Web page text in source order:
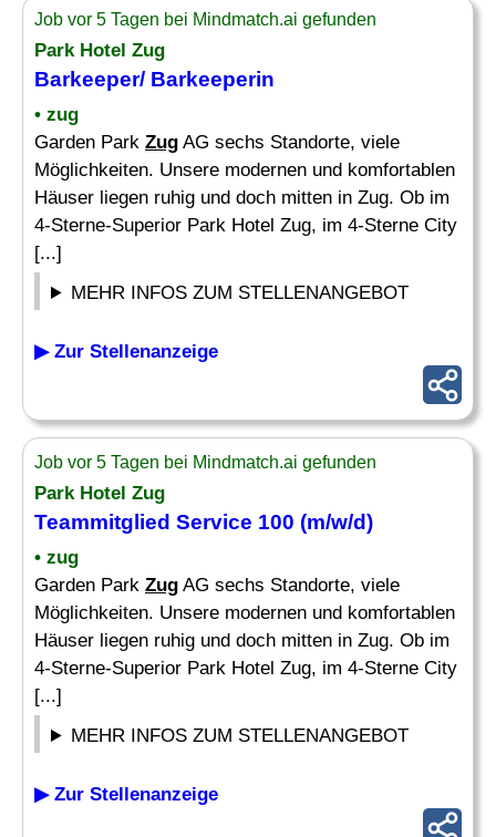
Job vor 5 Tagen bei Mindmatch.ai gefunden
Park Hotel Zug
Barkeeper/ Barkeeperin
• zug
Garden Park Zug AG sechs Standorte, viele
Möglichkeiten. Unsere modernen und komfortablen
Häuser liegen ruhig und doch mitten in Zug. Ob im
4-Sterne-Superior Park Hotel Zug, im 4-Sterne City
[...]
MEHR INFOS ZUM STELLENANGEBOT
▶ Zur Stellenanzeige
Job vor 5 Tagen bei Mindmatch.ai gefunden
Park Hotel Zug
Teammitglied Service 100 (m/w/d)
• zug
Garden Park Zug AG sechs Standorte, viele
Möglichkeiten. Unsere modernen und komfortablen
Häuser liegen ruhig und doch mitten in Zug. Ob im
4-Sterne-Superior Park Hotel Zug, im 4-Sterne City
[...]
MEHR INFOS ZUM STELLENANGEBOT
▶ Zur Stellenanzeige